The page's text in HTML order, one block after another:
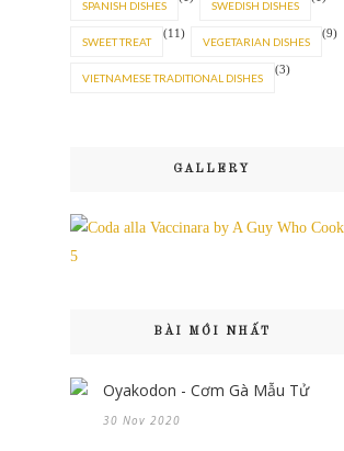
SPANISH DISHES SWEDISH DISHES
SWEET TREAT
(11)
VEGETARIAN DISHES
(9)
VIETNAMESE TRADITIONAL DISHES
(3)
GALLERY
BÀI MỚI NHẤT
Oyakodon - Cơm Gà Mẫu Tử
30 Nov 2020